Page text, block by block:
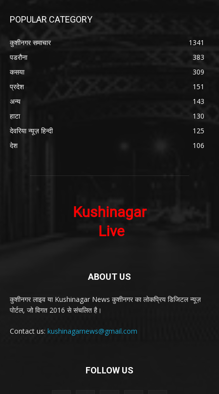
POPULAR CATEGORY
कुशीनगर समाचार
1341
पडरौना
383
कसया
309
प्रदेश
151
अन्य
143
हाटा
130
देवरिया न्यूज़ हिन्दी
125
देश
106
ABOUT US
कुशीनगर लाइव या Kushinagar News कुशीनगर का लोकप्रिय डिजिटल न्यूज़
पोर्टल, जो विगत 2016 से संचलित है।
Contact us: kushinagarnews@gmail.com
FOLLOW US